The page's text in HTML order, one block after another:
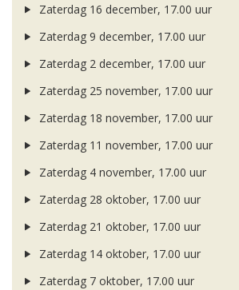
Zaterdag 16 december, 17.00 uur
Zaterdag 9 december, 17.00 uur
Zaterdag 2 december, 17.00 uur
Zaterdag 25 november, 17.00 uur
Zaterdag 18 november, 17.00 uur
Zaterdag 11 november, 17.00 uur
Zaterdag 4 november, 17.00 uur
Zaterdag 28 oktober, 17.00 uur
Zaterdag 21 oktober, 17.00 uur
Zaterdag 14 oktober, 17.00 uur
Zaterdag 7 oktober, 17.00 uur